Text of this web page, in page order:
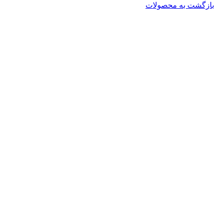
بازگشت به محصولات